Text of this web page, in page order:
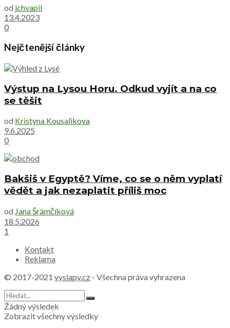
od jchvapil
13.4.2023
0
Nejčtenější články
Výstup na Lysou Horu. Odkud vyjít a na co
se těšit
od Kristyna Kousalikova
9.6.2025
0
Bakšiš v Egyptě? Víme, co se o něm vyplatí
vědět a jak nezaplatit příliš moc
od Jana Šrámčíková
18.5.2026
1
Kontakt
Reklama
© 2017-2021 vyslapy.cz - Všechna práva vyhrazena
Žádný výsledek
Zobrazit všechny výsledky